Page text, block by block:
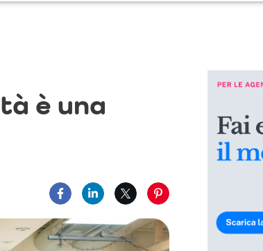
è una
Condividi su Facebook
Condividi su LinkedIn
Condividi su XCondividi su Pinterest